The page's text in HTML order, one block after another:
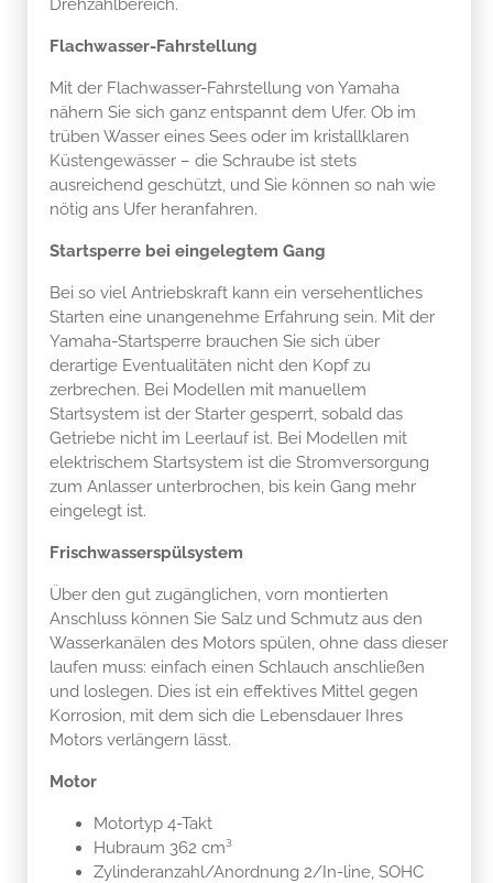
Drehzahlbereich.
Flachwasser-Fahrstellung
Mit der Flachwasser-Fahrstellung von Yamaha
nähern Sie sich ganz entspannt dem Ufer. Ob im
trüben Wasser eines Sees oder im kristallklaren
Küstengewässer – die Schraube ist stets
ausreichend geschützt, und Sie können so nah wie
nötig ans Ufer heranfahren.
Startsperre bei eingelegtem Gang
Bei so viel Antriebskraft kann ein versehentliches
Starten eine unangenehme Erfahrung sein. Mit der
Yamaha-Startsperre brauchen Sie sich über
derartige Eventualitäten nicht den Kopf zu
zerbrechen. Bei Modellen mit manuellem
Startsystem ist der Starter gesperrt, sobald das
Getriebe nicht im Leerlauf ist. Bei Modellen mit
elektrischem Startsystem ist die Stromversorgung
zum Anlasser unterbrochen, bis kein Gang mehr
eingelegt ist.
Frischwasserspülsystem
Über den gut zugänglichen, vorn montierten
Anschluss können Sie Salz und Schmutz aus den
Wasserkanälen des Motors spülen, ohne dass dieser
laufen muss: einfach einen Schlauch anschließen
und loslegen. Dies ist ein effektives Mittel gegen
Korrosion, mit dem sich die Lebensdauer Ihres
Motors verlängern lässt.
Motor
Motortyp 4-Takt
Hubraum 362 cm³
Zylinderanzahl/Anordnung 2/In-line, SOHC